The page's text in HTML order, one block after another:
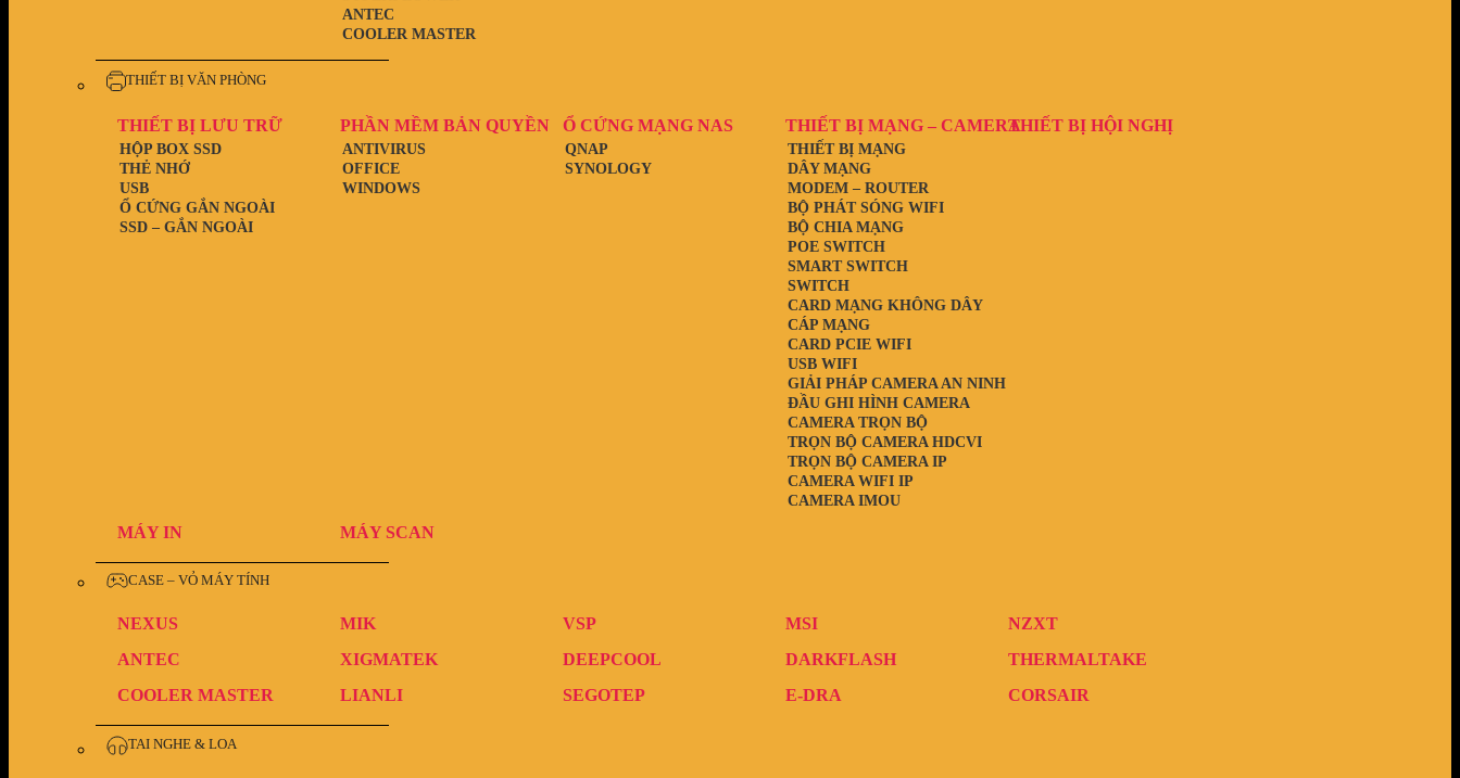
COOLER MASTER
ANTEC
THIẾT BỊ VĂN PHÒNG
THIẾT BỊ LƯU TRỮ
SSD – GẮN NGOÀI
Ổ CỨNG GẮN NGOÀI
USB
THẺ NHỚ
HỘP BOX SSD
PHẦN MỀM BẢN QUYỀN
WINDOWS
OFFICE
ANTIVIRUS
Ổ CỨNG MẠNG NAS
SYNOLOGY
QNAP
THIẾT BỊ MẠNG – CAMERA
GIẢI PHÁP CAMERA AN NINH
CAMERA WIFI IP
CAMERA IMOU
CAMERA TRỌN BỘ
TRỌN BỘ CAMERA IP
TRỌN BỘ CAMERA HDCVI
ĐẦU GHI HÌNH CAMERA
THIẾT BỊ MẠNG
CARD MẠNG KHÔNG DÂY
USB WIFI
CARD PCIE WIFI
CÁP MẠNG
BỘ CHIA MẠNG
SWITCH
SMART SWITCH
POE SWITCH
BỘ PHÁT SÓNG WIFI
MODEM – ROUTER
DÂY MẠNG
THIẾT BỊ HỘI NGHỊ
MÁY IN MÁY SCAN
CASE – VỎ MÁY TÍNH
NEXUS MIK VSP MSI
NZXT
ANTEC
XIGMATEK DEEPCOOL DARKFLASH
THERMALTAKE
COOLER MASTER
LIANLI SEGOTEP E-DRA CORSAIR
TAI NGHE & LOA